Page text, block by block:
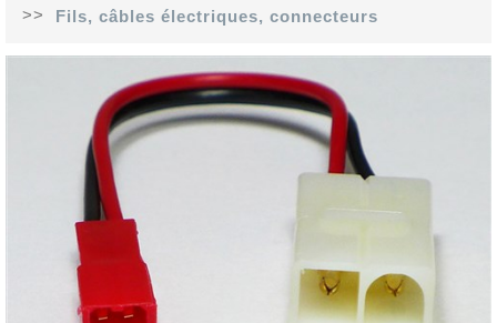
>> Fils, câbles électriques, connecteurs